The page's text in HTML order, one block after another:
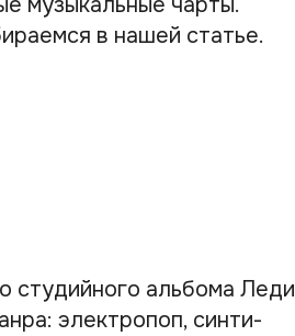
в нашей статье.
студийного альбома Леди
электропоп, синти-